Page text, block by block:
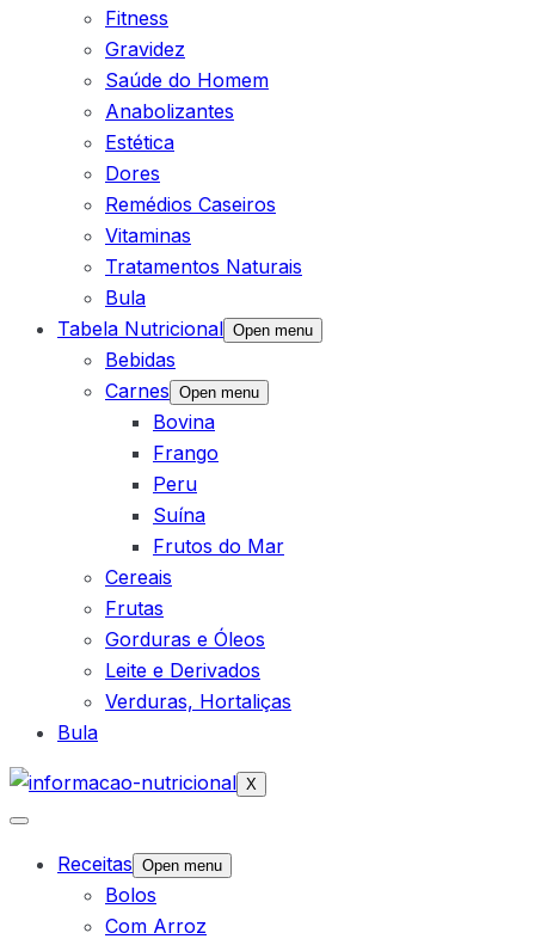
Fitness
Gravidez
Saúde do Homem
Anabolizantes
Estética
Dores
Remédios Caseiros
Vitaminas
Tratamentos Naturais
Bula
Tabela Nutricional Open menu
Bebidas
Carnes Open menu
Bovina
Frango
Peru
Suína
Frutos do Mar
Cereais
Frutas
Gorduras e Óleos
Leite e Derivados
Verduras, Hortaliças
Bula
X
Receitas Open menu
Bolos
Com Arroz